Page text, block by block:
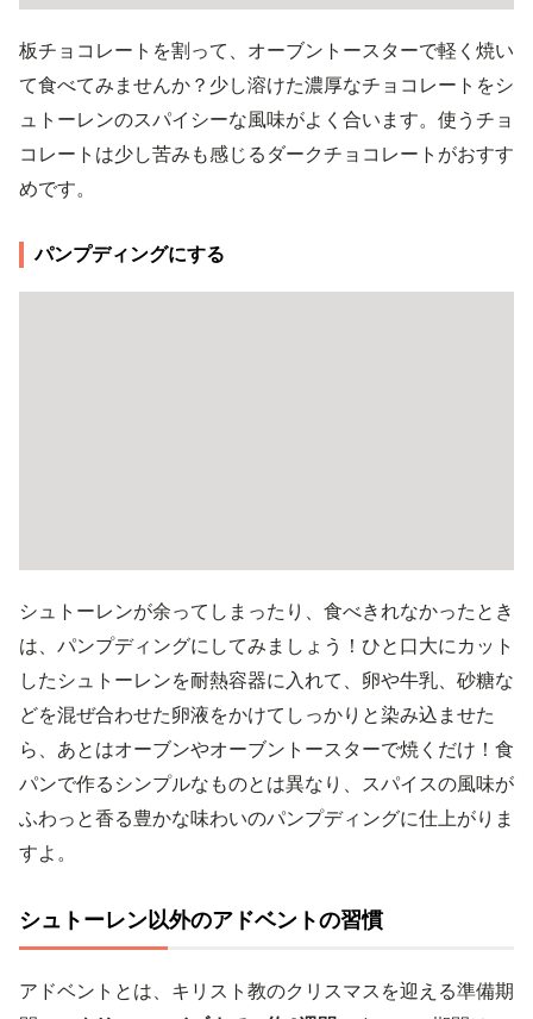
板チョコレートを割って、オーブントースターで軽く焼い
て食べてみませんか？少し溶けた濃厚なチョコレートをシ
ュトーレンのスパイシーな風味がよく合います。使うチョ
コレートは少し苦みも感じるダークチョコレートがおすす
めです。
パンプディングにする
シュトーレンが余ってしまったり、食べきれなかったとき
は、パンプディングにしてみましょう！ひと口大にカット
したシュトーレンを耐熱容器に入れて、卵や牛乳、砂糖な
どを混ぜ合わせた卵液をかけてしっかりと染み込ませた
ら、あとはオーブンやオーブントースターで焼くだけ！食
パンで作るシンプルなものとは異なり、スパイスの風味が
ふわっと香る豊かな味わいのパンプディングに仕上がりま
すよ。
シュトーレン以外のアドベントの習慣
アドベントとは、キリスト教のクリスマスを迎える準備期